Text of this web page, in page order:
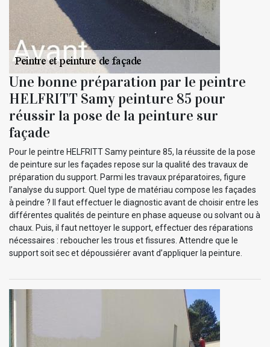
Une bonne préparation par le peintre
HELFRITT Samy peinture 85 pour
réussir la pose de la peinture sur
façade
Pour le peintre HELFRITT Samy peinture 85, la réussite de la pose
de peinture sur les façades repose sur la qualité des travaux de
préparation du support. Parmi les travaux préparatoires, figure
l’analyse du support. Quel type de matériau compose les façades
à peindre ? Il faut effectuer le diagnostic avant de choisir entre les
différentes qualités de peinture en phase aqueuse ou solvant ou à
chaux. Puis, il faut nettoyer le support, effectuer des réparations
nécessaires : reboucher les trous et fissures. Attendre que le
support soit sec et dépoussiérer avant d’appliquer la peinture.